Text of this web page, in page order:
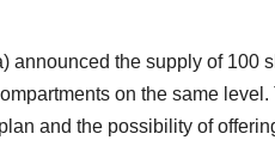
the supply of 100
on the same
and the possibility of